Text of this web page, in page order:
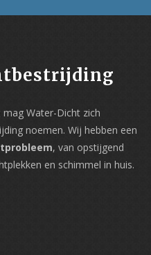
mag Water-Dicht zich
noemen. Wij hebben een
, van opstijgend
en schimmel in huis.